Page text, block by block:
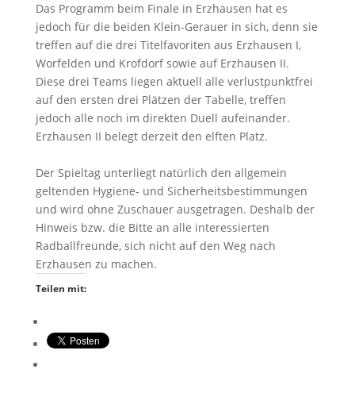
Das Programm beim Finale in Erzhausen hat es
jedoch für die beiden Klein-Gerauer in sich, denn sie
treffen auf die drei Titelfavoriten aus Erzhausen I,
Worfelden und Krofdorf sowie auf Erzhausen II.
Diese drei Teams liegen aktuell alle verlustpunktfrei
auf den ersten drei Plätzen der Tabelle, treffen
jedoch alle noch im direkten Duell aufeinander.
Erzhausen II belegt derzeit den elften Platz.
Der Spieltag unterliegt natürlich den allgemein
geltenden Hygiene- und Sicherheitsbestimmungen
und wird ohne Zuschauer ausgetragen. Deshalb der
Hinweis bzw. die Bitte an alle interessierten
Radballfreunde, sich nicht auf den Weg nach
Erzhausen zu machen.
Teilen mit: